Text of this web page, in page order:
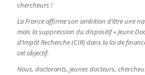
chercheurs !
La France affirme son ambition d’être une
mais la suppression du dispositif « Jeune
d’Impôt Recherche (CIR) dans la loi de
cet objectif.
Nous, doctorants, jeunes docteurs,